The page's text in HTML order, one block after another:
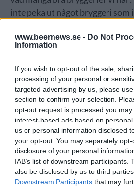
www.beernews.se - Do Not
Information
If you wish to opt-out of the sale,
processing of your personal or
targeted advertising by us, please
section to confirm your selection.
opt-out request is processed you may
interest-based ads based on
us or personal information disclosed
your opt-out. You may separately
disclosure of your personal
IAB’s list of downstream participants.
also be disclosed by us to third
Downstream Participants that may
inte peka ut något bryggeri som
som imponerat mest. Jag har
Mild länge och den här är otrolig!
2. Tror du att svenskarna
igen i samma utsträckning som
restriktionerna är borta? Hur
se ut?